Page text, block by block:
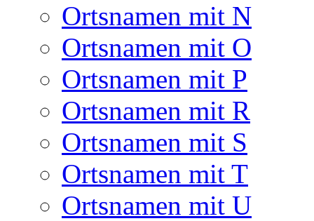
Ortsnamen mit N
Ortsnamen mit O
Ortsnamen mit P
Ortsnamen mit R
Ortsnamen mit S
Ortsnamen mit T
Ortsnamen mit U